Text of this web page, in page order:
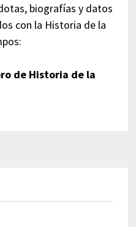
biografías y datos
con la Historia de la
de Historia de la